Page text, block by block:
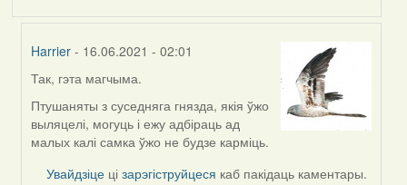
Harrier - 16.06.2021 - 02:01
In
reply
to
by
Так, гэта магчыма.
Птушаняты з суседняга гнязда, якія ўжо
выляцелі, могуць і ежу адбіраць ад
малых калі самка ўжо не будзе карміць.
Увайдзіце цізарэгіструйцеся каб пакідаць каментары.